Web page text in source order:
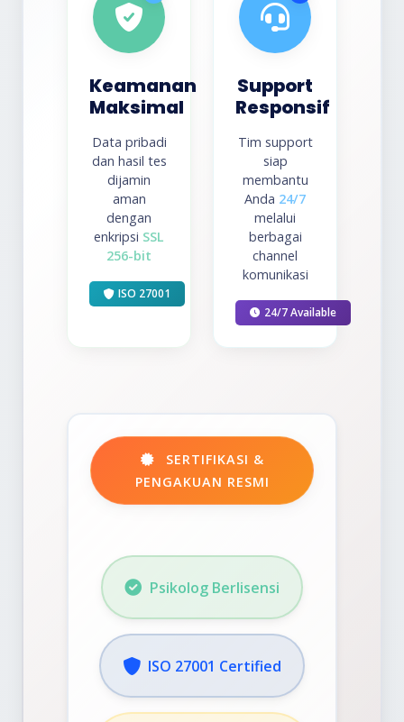
Keamanan
Maksimal
Data pribadi
dan hasil tes
dijamin
aman
dengan
enkripsi SSL
256-bit
ISO 27001
Support
Responsif
Tim support
siap
membantu
Anda 24/7
melalui
berbagai
channel
komunikasi
24/7 Available
SERTIFIKASI &
PENGAKUAN RESMI
Psikolog Berlisensi
ISO 27001 Certified